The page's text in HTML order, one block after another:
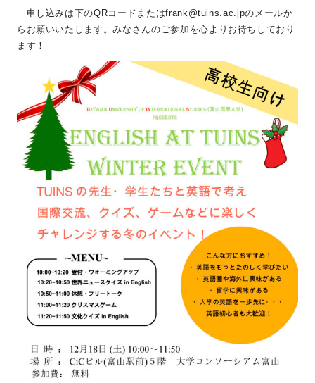
申し込みは下のQRコードまたはfrank@tuins.ac.jpのメールか
らお願いいたします。みなさんのご参加を心よりお待ちしており
ます！